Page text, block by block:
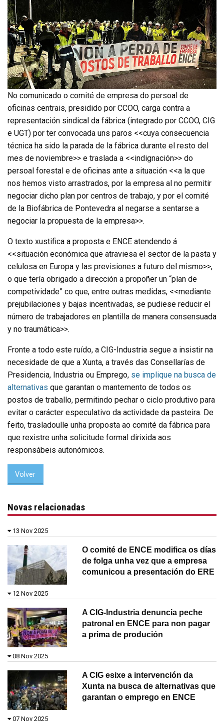
No comunicado o comité de empresa do persoal de
oficinas centrais, presidido por CCOO, carga contra a
representación sindical da fábrica (integrado por CCOO, CIG
e UGT) por ter convocada uns paros <<cuya consecuencia
técnica ha sido la parada de la fábrica durante el resto del
mes de noviembre>> e traslada a <<indignación>> do
persoal forestal e de oficinas ante a situación <<a la que
nos hemos visto arrastrados, por la empresa al no permitir
negociar dicho plan por centros de trabajo, y por el comité
de la Biofábrica de Pontevedra al negarse a sentarse a
negociar la propuesta de la empresa>>.
O texto xustifica a proposta e ENCE atendendo á
<<situación económica que atraviesa el sector de la pasta y
celulosa en Europa y las previsiones a futuro del mismo>>,
o que tería obrigado a dirección a propoñer un “plan de
competividade” co que, entre outras medidas, <<mediante
prejubilaciones y bajas incentivadas, se pudiese reducir el
número de trabajadores en plantilla de manera consensuada
y no traumática>>.
Fronte a todo este ruído, a CIG-Industria segue a insistir na
necesidade de que a Xunta, a través das Consellarías de
Presidencia, Industria ou Emprego, se implique na busca de
alternativas que garantan o mantemento de todos os
postos de traballo, permitindo pechar o ciclo produtivo para
evitar o carácter especulativo da actividade da pasteira. De
feito, trasladoulle unha proposta ao comité da fábrica para
que rexistre unha solicitude formal dirixida aos
responsábeis autonómicos.
Volver
Novas relacionadas
13 Nov 2025
O comité de ENCE modifica os días
de folga unha vez que a empresa
comunicou a presentación do ERE
12 Nov 2025
A CIG-Industria denuncia peche
patronal en ENCE para non pagar
a prima de produción
08 Nov 2025
A CIG esixe a intervención da
Xunta na busca de alternativas que
garantan o emprego en ENCE
07 Nov 2025